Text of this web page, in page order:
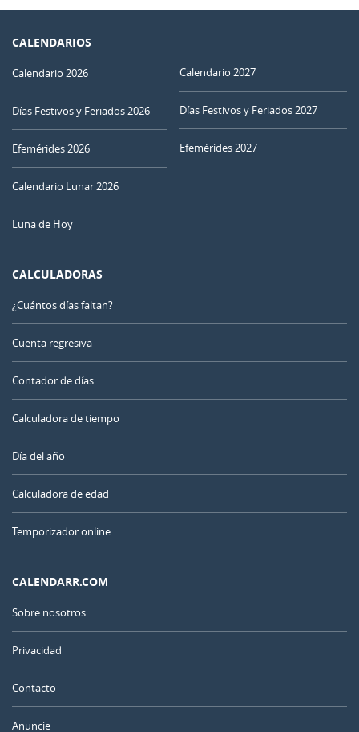
CALENDARIOS
Calendario 2026
Días Festivos y Feriados 2026
Efemérides 2026
Calendario Lunar 2026
Luna de Hoy
Calendario 2027
Días Festivos y Feriados 2027
Efemérides 2027
CALCULADORAS
¿Cuántos días faltan?
Cuenta regresiva
Contador de días
Calculadora de tiempo
Día del año
Calculadora de edad
Temporizador online
CALENDARR.COM
Sobre nosotros
Privacidad
Contacto
Anuncie